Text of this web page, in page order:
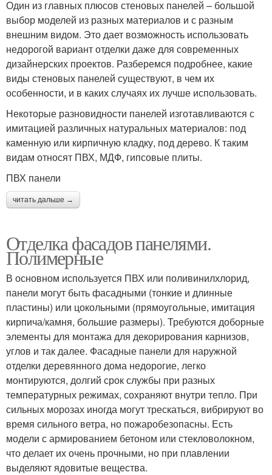
Один из главных плюсов стеновых панелей – большой
выбор моделей из разных материалов и с разным
внешним видом. Это дает возможность использовать
недорогой вариант отделки даже для современных
дизайнерских проектов. Разберемся подробнее, какие
виды стеновых панелей существуют, в чем их
особенности, и в каких случаях их лучше использовать.
Некоторые разновидности панелей изготавливаются с
имитацией различных натуральных материалов: под
каменную или кирпичную кладку, под дерево. К таким
видам относят ПВХ, МДФ, гипсовые плиты.
ПВХ панели
читать дальше →
Отделка фасадов панелями.
Полимерные
В основном используется ПВХ или поливинилхлорид,
панели могут быть фасадными (тонкие и длинные
пластины) или цокольными (прямоугольные, имитация
кирпича/камня, большие размеры). Требуются доборные
элементы для монтажа для декорирования карнизов,
углов и так далее. Фасадные панели для наружной
отделки деревянного дома недорогие, легко
монтируются, долгий срок службы при разных
температурных режимах, сохраняют внутри тепло. При
сильных морозах иногда могут трескаться, вибрируют во
время сильного ветра, но пожаробезопасны. Есть
модели с армированием бетоном или стекловолокном,
что делает их очень прочными, но при плавлении
выделяют ядовитые вещества.